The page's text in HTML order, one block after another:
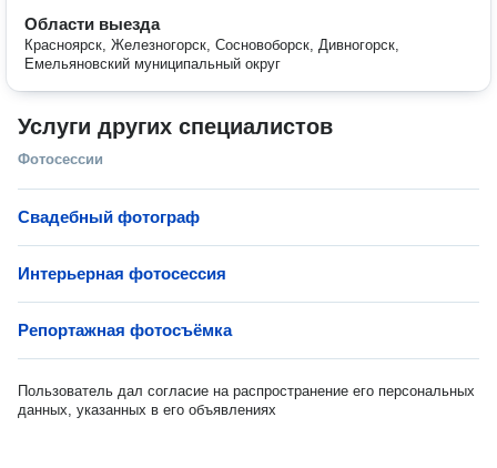
Области выезда
Красноярск, Железногорск, Сосновоборск, Дивногорск,
Емельяновский муниципальный округ
Услуги других специалистов
Фотосессии
Свадебный фотограф
Интерьерная фотосессия
Репортажная фотосъёмка
Пользователь дал согласие на распространение его персональных
данных, указанных в его объявлениях